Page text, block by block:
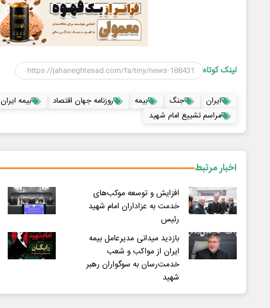
لینک کوتاه
ایران جنگ بیمه روزنامه جهان اقتصاد بیمه ایران
مراسم تشییع امام شهید
اخبار مرتبط
افزایش و توسعه موکب‌های
خدمت به عزاداران امام شهید
رئیس
بازدید میدانی مدیرعامل بیمه
ایران از مواکب و شعب
خدمت‌رسان به سوگواران رهبر
شهید